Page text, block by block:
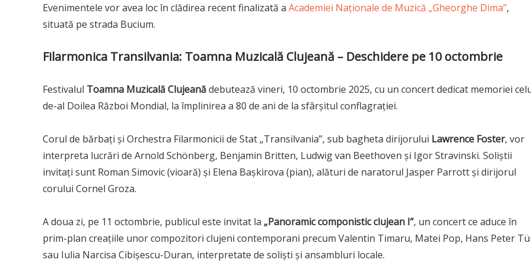
Evenimentele vor avea loc în clădirea recent finalizată a Academiei Naționale de Muzică „Gheorghe Dima”,
situată pe strada Bucium.
Filarmonica Transilvania: Toamna Muzicală Clujeană – Deschidere pe 10 octombrie
Festivalul Toamna Muzicală Clujeanădebutează vineri, 10 octombrie 2025, cu un concert dedicat memoriei
de-al Doilea Război Mondial, la împlinirea a 80 de ani de la sfârșitul conflagrației.
Corul de bărbați și Orchestra Filarmonicii de Stat „Transilvania”, sub bagheta dirijorului Lawrence Foster, vor
interpreta lucrări de Arnold Schönberg, Benjamin Britten, Ludwig van Beethoven și Igor Stravinski. Soliștii
invitați sunt Roman Simovic (vioară) și Elena Bașkirova (pian), alături de naratorul Jasper Parrott și dirijorul
corului Cornel Groza.
A doua zi, pe 11 octombrie, publicul este invitat la „Panoramic componistic clujean I”, un concert ce aduce în
prim-plan creațiile unor compozitori clujeni contemporani precum Valentin Timaru, Matei Pop, Hans Peter
sau Iulia Narcisa Cibișescu-Duran, interpretate de soliști și ansambluri locale.